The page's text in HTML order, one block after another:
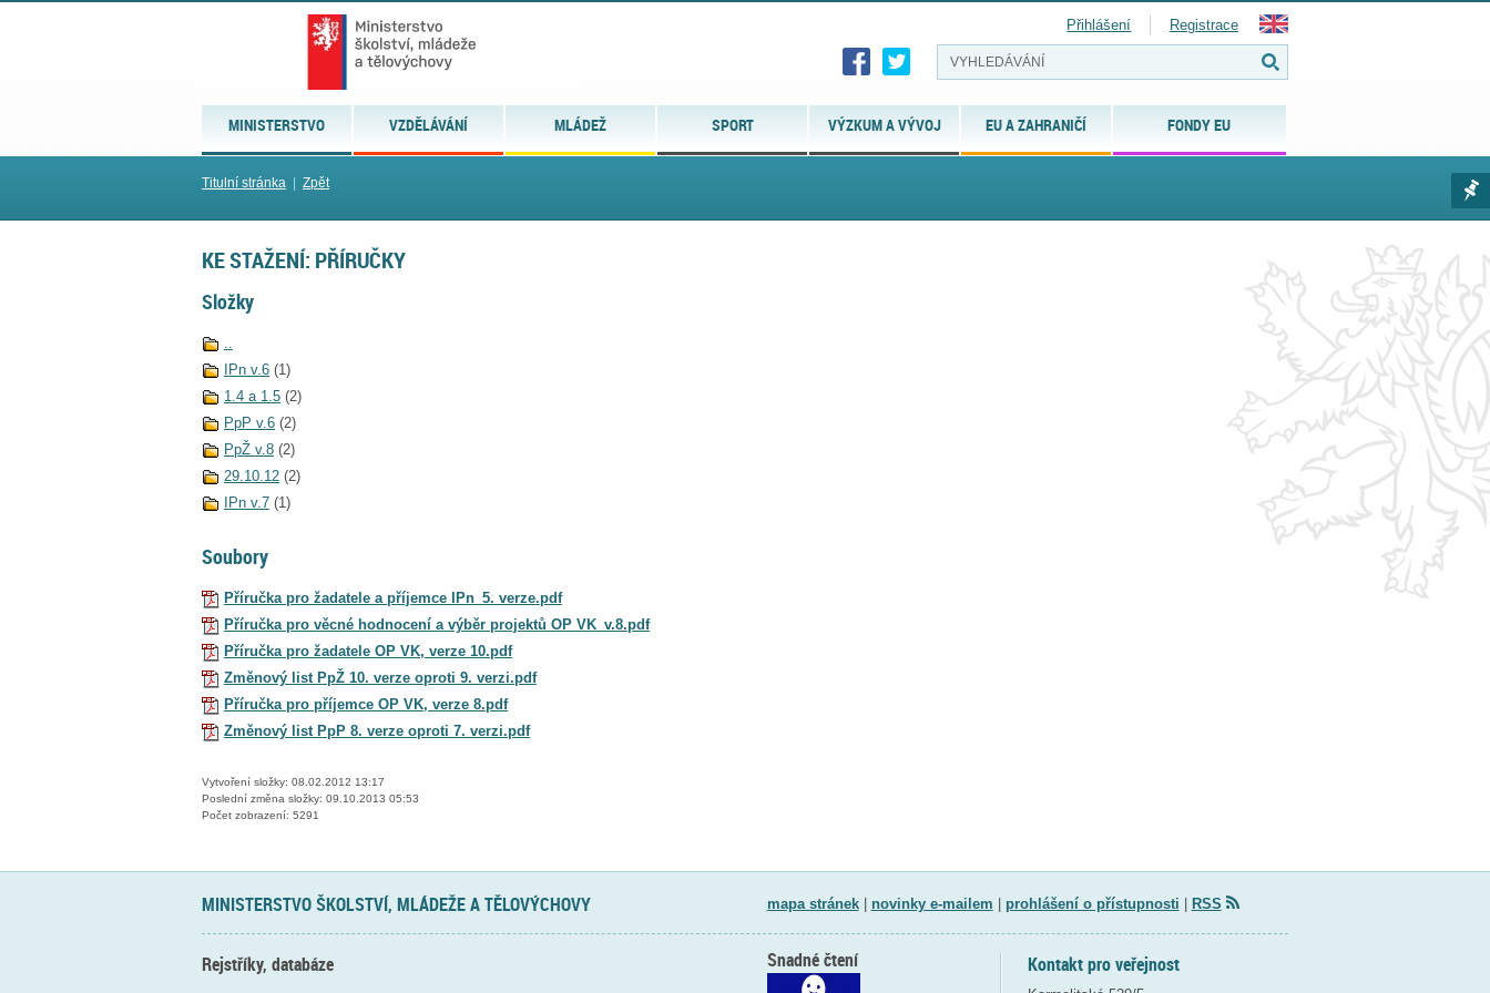
MINISTERSTVO VZDĚLÁVÁNÍ MLÁDEŽ SPORT VÝZKUM A VÝVOJ EU A ZAHRANIČÍ FONDY EU
Přihlášení Registrace
Titulní stránka Zpět
KE STAŽENÍ: PŘÍRUČKY
Složky
..
IPn v.6 (1)
1.4 a 1.5 (2)
PpP v.6 (2)
PpŽ v.8 (2)
29.10.12 (2)
IPn v.7 (1)
Soubory
Příručka pro žadatele a příjemce IPn_5. verze.pdf
Příručka pro věcné hodnocení a výběr projektů OP VK_v.8.pdf
Příručka pro žadatele OP VK, verze 10.pdf
Změnový list PpŽ 10. verze oproti 9. verzi.pdf
Příručka pro příjemce OP VK, verze 8.pdf
Změnový list PpP 8. verze oproti 7. verzi.pdf
Vytvoření složky: 08.02.2012 13:17
Poslední změna složky: 09.10.2013 05:53
Počet zobrazení: 5291
MINISTERSTVO ŠKOLSTVÍ, MLÁDEŽE A TĚLOVÝCHOVY mapa stránek| novinky e-mailem prohlášení o přístupnosti RSS
Rejstříky, databáze Kontakt pro veřejnost
Snadné čtení